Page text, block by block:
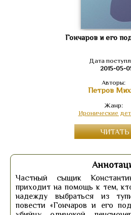
Гончаров и его
Дата
2015-05-
Авторы:
Петров
Жанр:
Иронические
ЧИТАТЬ
Частный сыщик
приходит на помощь к тем,
надежду выбраться из
повести «Гончаров и его